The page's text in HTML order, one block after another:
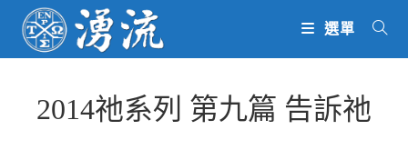
content
選單
2014祂系列 第九篇 告訴祂